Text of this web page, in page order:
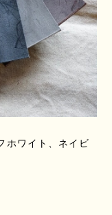
ホワイト、ネイビ